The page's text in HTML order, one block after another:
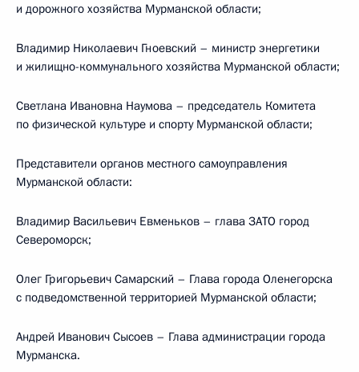
и дорожного хозяйства Мурманской области;
Владимир Николаевич Гноевский – министр энергетики
и жилищно-коммунального хозяйства Мурманской области;
Светлана Ивановна Наумова – председатель Комитета
по физической культуре и спорту Мурманской области;
Представители органов местного самоуправления
Мурманской области:
Владимир Васильевич Евменьков – глава ЗАТО город
Североморск;
Олег Григорьевич Самарский – Глава города Оленегорска
с подведомственной территорией Мурманской области;
Андрей Иванович Сысоев – Глава администрации города
Мурманска.